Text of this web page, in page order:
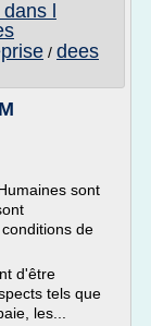
l
/ dees
sont
de
d'être
tels que
les...